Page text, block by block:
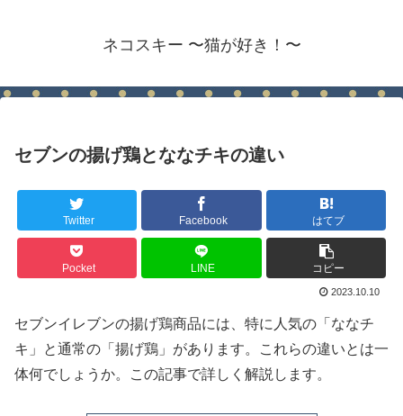
ネコスキー 〜猫が好き！〜
セブンの揚げ鶏とななチキの違い
Twitter Facebook はてブ
Pocket LINE コピー
2023.10.10
セブンイレブンの揚げ鶏商品には、特に人気の「ななチ
キ」と通常の「揚げ鶏」があります。これらの違いとは一
体何でしょうか。この記事で詳しく解説します。